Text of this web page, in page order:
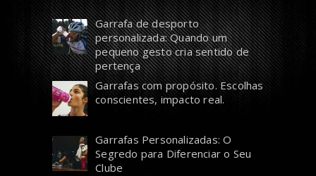
Garrafa de desporto
personalizada: Quando um
pequeno gesto cria sentido de
pertença
Garrafas com propósito. Escolhas
conscientes, impacto real.
Garrafas Personalizadas: O
Segredo para Diferenciar o Seu
Clube